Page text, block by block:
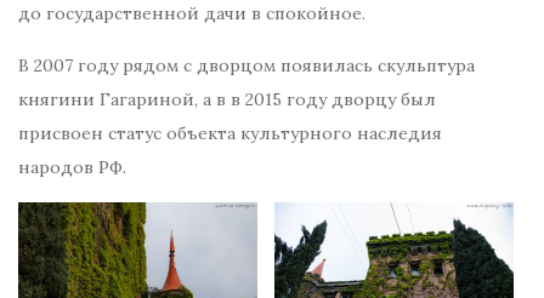
до государственной дачи в спокойное.
В 2007 году рядом с дворцом появилась скульптура
княгини Гагариной, а в в 2015 году дворцу был
присвоен статус объекта культурного наследия
народов РФ.